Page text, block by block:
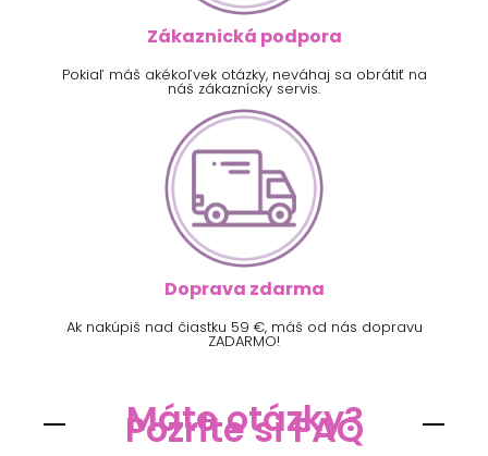
Zákaznická podpora
Pokiaľ máš akékoľvek otázky, neváhaj sa obrátiť na
náš zákaznícky servis.
Doprava zdarma
Ak nakúpiš nad čiastku 59 €, máš od nás dopravu
ZADARMO!
Máte otázky?
Pozrite si FAQ